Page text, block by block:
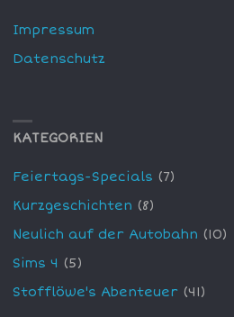
Impressum
Datenschutz
KATEGORIEN
Feiertags-Specials (7)
Kurzgeschichten (8)
Neulich auf der Autobahn (10)
Sims 4 (5)
Stofflöwe's Abenteuer (41)